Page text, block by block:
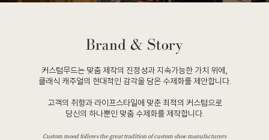
커스텀무드는 맞춤 제작의 진정성과 지속가능한 가치 위에,
클래식 캐주얼의 현대적인 감각을 담은 수제화를 제안합니다.
고객의 취향과 라이프스타일에 맞춘 최적의 커스텀으로
당신의 하나뿐인 맞춤 수제화를 제작합니다.
Custom mood follows the great tradition of custom shoe manufacturers